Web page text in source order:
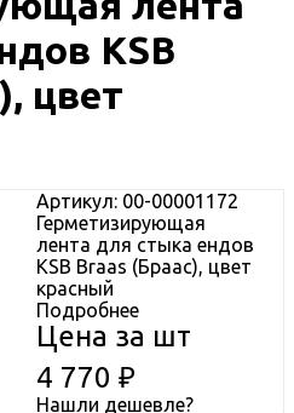
KSB
цвет
Артикул: 00-00001172
Герметизирующая
лента для стыка ендов
KSB Braas (Браас), цвет
красный
Подробнее
Цена за шт
4 770 ₽
Нашли дешевле?